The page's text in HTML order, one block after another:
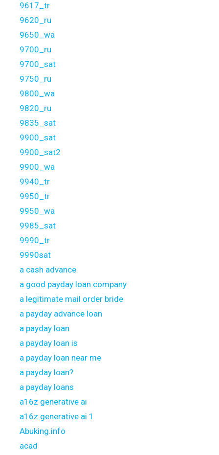
9617_tr
9620_ru
9650_wa
9700_ru
9700_sat
9750_ru
9800_wa
9820_ru
9835_sat
9900_sat
9900_sat2
9900_wa
9940_tr
9950_tr
9950_wa
9985_sat
9990_tr
9990sat
a cash advance
a good payday loan company
a legitimate mail order bride
a payday advance loan
a payday loan
a payday loan is
a payday loan near me
a payday loan?
a payday loans
a16z generative ai
a16z generative ai 1
Abuking.info
acad